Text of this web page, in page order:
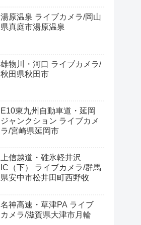
湯原温泉 ライブカメラ/岡山
県真庭市湯原温泉
雄物川・河口 ライブカメラ/
秋田県秋田市
E10東九州自動車道・延岡
ジャンクション ライブカメ
ラ/宮崎県延岡市
上信越道・碓氷軽井沢
IC（下） ライブカメラ/群馬
県安中市松井田町西野牧
名神高速・草津PA ライブ
カメラ/滋賀県大津市月輪